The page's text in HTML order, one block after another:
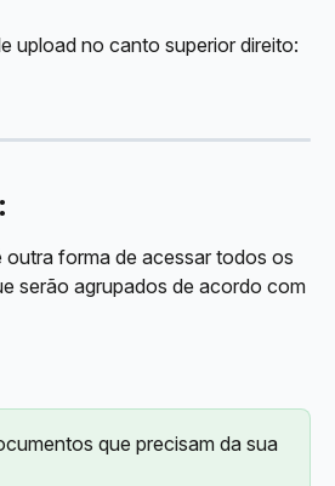
upload no canto superior direito:
forma de acessar todos os
serão agrupados de acordo com
que precisam da sua